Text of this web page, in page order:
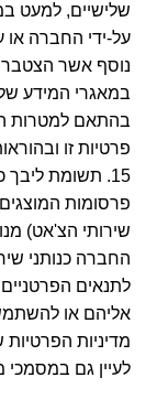
שלישיים, למעט
על-ידי החברה
נוסף אשר הצטבר
במאגרי המידע
בהתאם למטרות
פרטיות זו
15. תשומת ליבך
פרסומות
שירותי הצ'אט)
החברה כנותני
לתנאים
אליהם או
מדיניות
לעיין גם